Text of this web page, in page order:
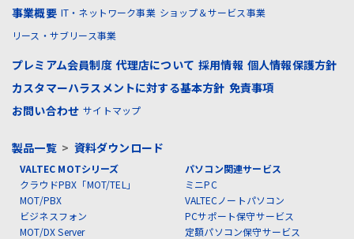
事業概要 IT・ネットワーク事業 ショップ＆サービス事業
リース・サブリース事業
プレミアム会員制度 代理店について 採用情報 個人情報保護方針
カスタマーハラスメントに対する基本方針 免責事項
お問い合わせ サイトマップ
製品一覧> 資料ダウンロード
VALTEC MOTシリーズ
クラウドPBX「MOT/TEL」
MOT/PBX
ビジネスフォン
MOT/DX Server
パソコン関連サービス
ミニPC
VALTECノートパソコン
PCサポート保守サービス
定額パソコン保守サービス